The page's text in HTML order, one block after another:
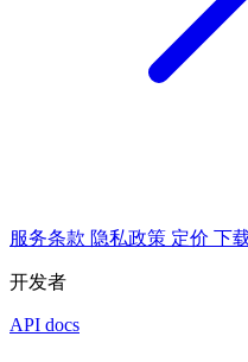
服务条款 隐私政策 定价 下
开发者
API docs